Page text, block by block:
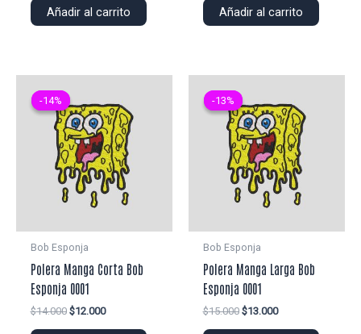
original actual
Añadir al carrito
original actual
Añadir al carrito
-14%
-14%
Bob Esponja
Polera Manga Corta Bob
Esponja 0001
$14.000 El
$12.000El
-13%
-13%
Bob Esponja
Polera Manga Larga Bob
Esponja 0001
$15.000 El
$13.000El